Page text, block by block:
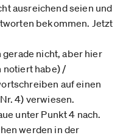
ausreichend seien und
bekommen. Jetzt
nicht, aber hier
notiert habe) /
auf einen
4) verwiesen.
unter Punkt 4 nach.
werden in der